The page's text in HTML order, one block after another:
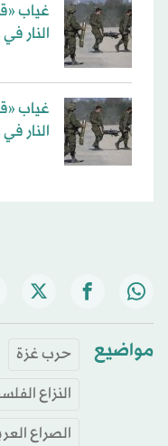
غياب
النار
غياب
النار
مواضيع حرب غزة
النزاع
الصراع